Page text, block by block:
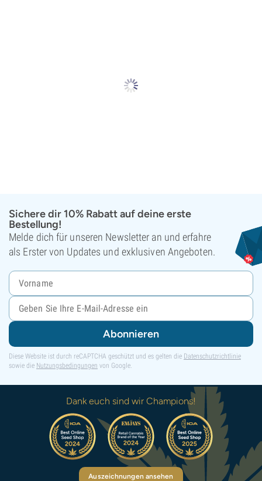
Sichere dir 10% Rabatt auf deine erste
Bestellung!
Melde dich für unseren Newsletter an und erfahre
als Erster von Updates und exklusiven Angeboten.
Abonnieren
Diese Website ist durch reCAPTCHA geschützt und es gelten die Datenschutzrichtlinie
sowie die Nutzungsbedingungen von Google.
Dank euch sind wir Champions!
Auszeichnungen ansehen